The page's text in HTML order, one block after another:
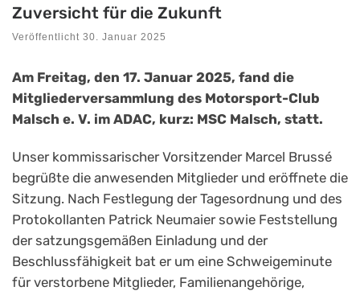
Zuversicht für die Zukunft
Veröffentlicht 30. Januar 2025
Am Freitag, den 17. Januar 2025, fand die
Mitgliederversammlung des Motorsport-Club
Malsch e. V. im ADAC, kurz: MSC Malsch, statt.
Unser kommissarischer Vorsitzender Marcel Brussé
begrüßte die anwesenden Mitglieder und eröffnete die
Sitzung. Nach Festlegung der Tagesordnung und des
Protokollanten Patrick Neumaier sowie Feststellung
der satzungsgemäßen Einladung und der
Beschlussfähigkeit bat er um eine Schweigeminute
für verstorbene Mitglieder, Familienangehörige,